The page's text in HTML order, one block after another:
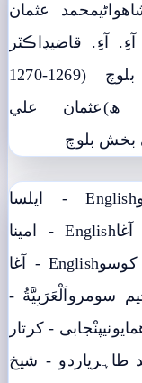
محمد عثمان
آءِ. آءِ. قاضيڊاڪٽر
ڊاڪٽر بلوچ (1269-1270
عثمان علي
بخش بلوچ
English - ايلسا
English - امينا
English - آغا
سومرو اَلْعَرَبِيَّةُ -
پنْجابی - کرتار
طاہریاردو - شيخ